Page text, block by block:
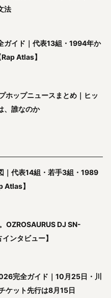
法
ガイド｜代表13組・1994年か
Atlas】
ホップニュースまとめ｜ヒッ
、誰なのか
｜代表14組・若手3組・1989
Atlas】
OZROSAURUS DJ SN-
ンタビュー】
完全ガイド｜10月25日・川
ケット先行は8月15日